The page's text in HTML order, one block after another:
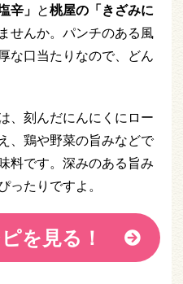
辛」 と桃屋の「きざみに
せんか。パンチのある風
な口当たりなので、どん
、刻んだにんにくにロー
、鶏や野菜の旨みなどで
料です。深みのある旨み
ったりですよ。
を見る！